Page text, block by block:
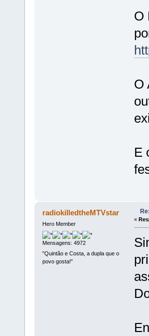
O
O
E
radiokilledtheMTVstar
Hero Member
Mensagens: 4972
"Quintão e Costa, a dupla que o
povo gosta!"
«